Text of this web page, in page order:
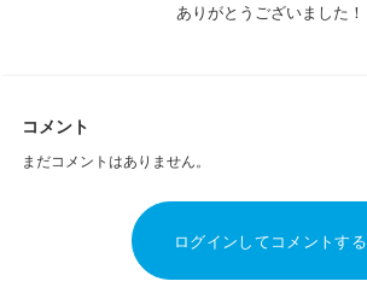
ありがとうございました！
コメント
まだコメントはありません。
ログインしてコメントする